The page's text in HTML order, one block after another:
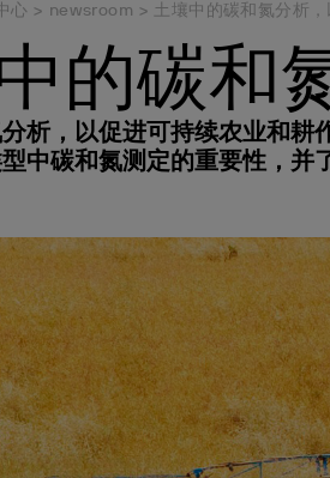
仪
实验室设备
磁力搅拌器
加热磁力搅拌器
加热板
顶置式搅拌器
涡旋仪和混匀器
均质仪
干浴器及COD
应用领域
碳的测定
溶剂萃取
纤维素测定
氧化稳定性研究
BOD分析
Jar Test 和leaching Test
COD分析
下载区
使用说明书
比较表格
应用指南
资格证书
资源与洞察
杜马斯定氮法
国际标准
产品注册
分析支持
技术支持
Connect
已启用的
订阅
配置您的
进入平台
心 > newsroom > 土壤中的碳和氮分析
的碳和
析，以促进可持续农业和耕
中碳和氮测定的重要性，并